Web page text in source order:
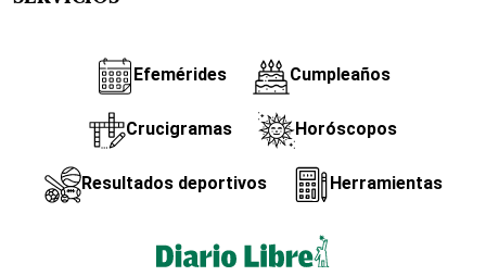
Efemérides Cumpleaños
Crucigramas Horóscopos
Resultados deportivos Herramientas